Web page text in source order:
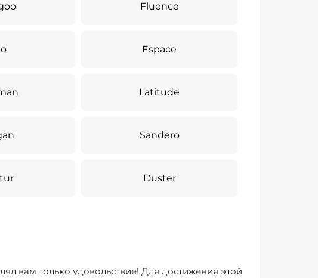
Fluence
Espace
Latitude
Sandero
Duster
вам только удовольствие! Для достижения этой